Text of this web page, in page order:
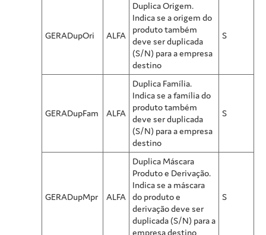
GERADupOri ALFA
Duplica Origem.
Indica se a origem do
produto também
deve ser duplicada
(S/N) para a empresa
destino
S
GERADupFam ALFA
Duplica Família.
Indica se a família do
produto também
deve ser duplicada
(S/N) para a empresa
destino
S
GERADupMpr ALFA
Duplica Máscara
Produto e Derivação.
Indica se a máscara
do produto e
derivação deve ser
duplicada (S/N) para a
empresa destino
S